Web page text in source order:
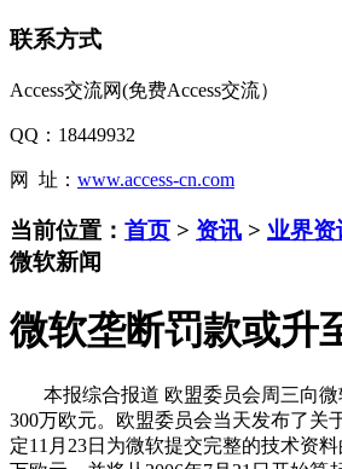
联系方式
Access交流网(免费Access交流）
QQ：18449932
网 址： www.access-cn.com
当前位置： 首页 > 资讯 > 业界资
微软新闻
微软垄断罚款或升
本报综合报道 欧盟委员会周三向微
300万欧元。欧盟委员会当天发布了关
定11月23日为微软提交完整的技术资